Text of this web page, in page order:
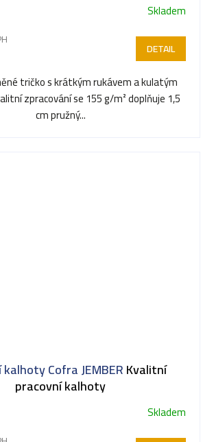
Skladem
DETAIL
tričko s krátkým rukávem a kulatým
zpracování se 155 g/m² doplňuje 1,5
cm pružný...
Cofra JEMBERKvalitní
pracovní kalhoty
Skladem